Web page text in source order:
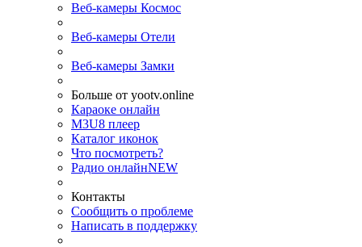
Веб-камеры Космос
Веб-камеры Отели
Веб-камеры Замки
Больше от yootv.online
Караоке онлайн
M3U8 плеер
Каталог иконок
Что посмотреть?
Радио онлайнNEW
Контакты
Сообщить о проблеме
Написать в поддержку